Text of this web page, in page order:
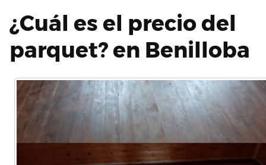
¿Cuál es el precio del
parquet? en Benilloba